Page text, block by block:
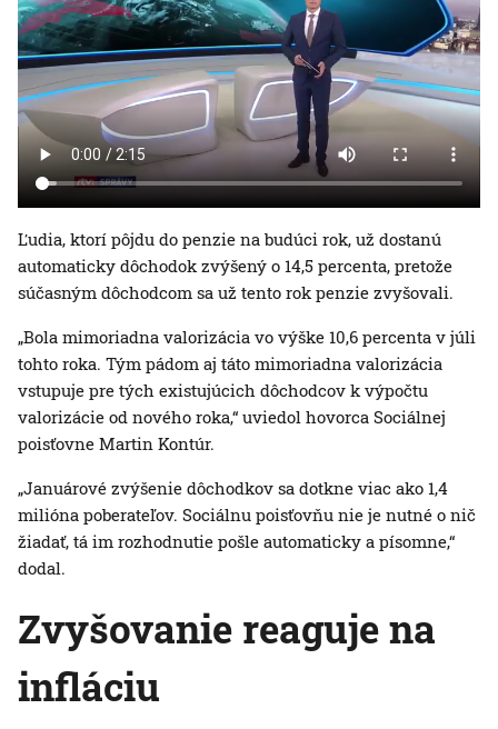
Ľudia, ktorí pôjdu do penzie na budúci rok, už dostanú
automaticky dôchodok zvýšený o 14,5 percenta, pretože
súčasným dôchodcom sa už tento rok penzie zvyšovali.
„Bola mimoriadna valorizácia vo výške 10,6 percenta v júli
tohto roka. Tým pádom aj táto mimoriadna valorizácia
vstupuje pre tých existujúcich dôchodcov k výpočtu
valorizácie od nového roka,“ uviedol hovorca Sociálnej
poisťovne Martin Kontúr.
„Januárové zvýšenie dôchodkov sa dotkne viac ako 1,4
milióna poberateľov. Sociálnu poisťovňu nie je nutné o nič
žiadať, tá im rozhodnutie pošle automaticky a písomne,“
dodal.
Zvyšovanie reaguje na
infláciu